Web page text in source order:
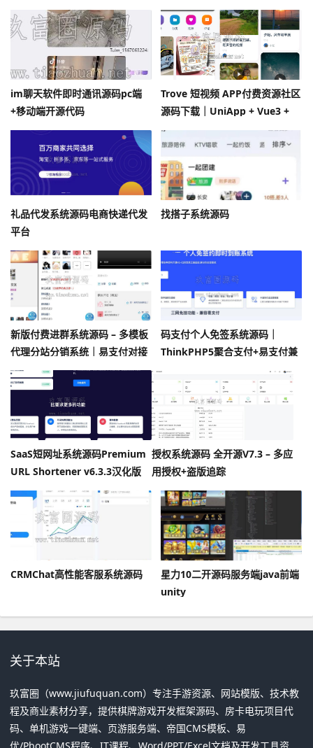
后台带开源工程
控制带开源工程
im聊天软件即时通讯源码pc端
+移动端开源代码
Trove 短视频 APP付费资源社区
源码下载｜UniApp + Vue3 +
RuleApiV2｜支持 AI 大模型
礼品代发系统源码电商快递代发
平台
找搭子系统源码
新版付费进群系统源码 – 多模板
代理分站分销系统｜易支付对接
同城定位
码支付个人免签系统源码｜
ThinkPHP5聚合支付+易支付兼
容
SaaS短网址系统源码Premium
URL Shortener v6.3.3汉化版
授权系统源码 全开源V7.3 – 多应
用授权+盗版追踪
CRMChat高性能客服系统源码
星力10二开源码服务端java前端
unity
关于本站
玖富圈（www.jiufuquan.com）专注手游资源、网站模版、技术教
程及商业素材分享，提供棋牌游戏开发框架源码、房卡电玩项目代
码、单机游戏一键端、页游服务端、帝国CMS模板、易